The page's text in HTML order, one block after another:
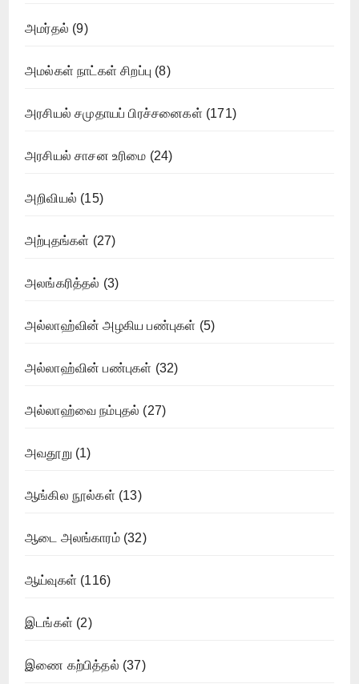
அமர்தல் (9)
அமல்கள் நாட்கள் சிறப்பு (8)
அரசியல் சமுதாயப் பிரச்சனைகள் (171)
அரசியல் சாசன உரிமை (24)
அறிவியல் (15)
அற்புதங்கள் (27)
அலங்கரித்தல் (3)
அல்லாஹ்வின் அழகிய பண்புகள் (5)
அல்லாஹ்வின் பண்புகள் (32)
அல்லாஹ்வை நம்புதல் (27)
அவதூறு (1)
ஆங்கில நூல்கள் (13)
ஆடை அலங்காரம்(32)
ஆய்வுகள் (116)
இடங்கள் (2)
இணை கற்பித்தல் (37)